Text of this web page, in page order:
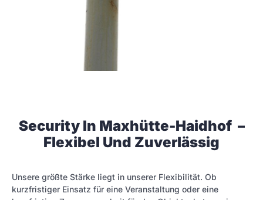
Security In Maxhütte-Haidhof –
Flexibel Und Zuverlässig
Unsere größte Stärke liegt in unserer Flexibilität. Ob
kurzfristiger Einsatz für eine Veranstaltung oder eine